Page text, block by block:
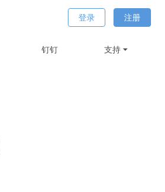
登录 注册
钉钉 支持